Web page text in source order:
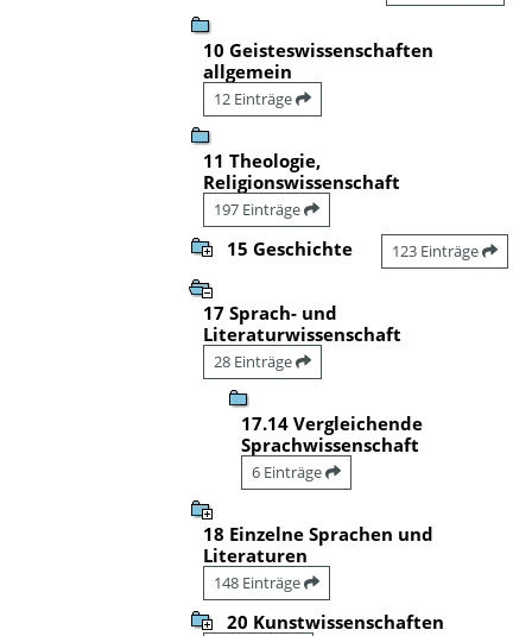
10 Geisteswissenschaften
allgemein
12 Einträge
11 Theologie,
Religionswissenschaft
197 Einträge
15 Geschichte 123 Einträge
17 Sprach- und
Literaturwissenschaft
28 Einträge
17.14 Vergleichende
Sprachwissenschaft
6 Einträge
18 Einzelne Sprachen und
Literaturen
148 Einträge
20 Kunstwissenschaften